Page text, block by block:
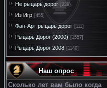
Не рыцарь дорог [229]
Из Игр [455]
Фан-Арт рыцарь дорог [111]
Рыцарь Дорог (2000) [1557]
Рыцарь Дорог 2008 [1140]
Наш опрос
Сколько лет вам было когда